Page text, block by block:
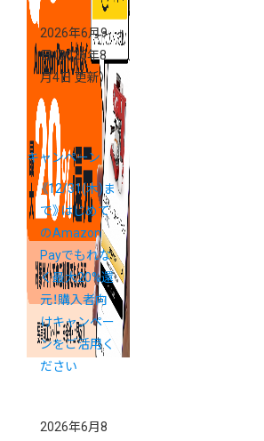
2026年6月9
日（2026年8
月4日 更新）
キャンペーン
《12/31(木)ま
で》はじめて
のAmazon
Payでもれな
く最大20%還
元！購入者向
けキャンペー
ンをご活用く
ださい
2026年6月8